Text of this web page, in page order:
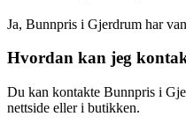
Ja, Bunnpris i Gjerdrum har
Hvordan kan jeg
Du kan kontakte Bunnpris i
nettside eller i butikken.